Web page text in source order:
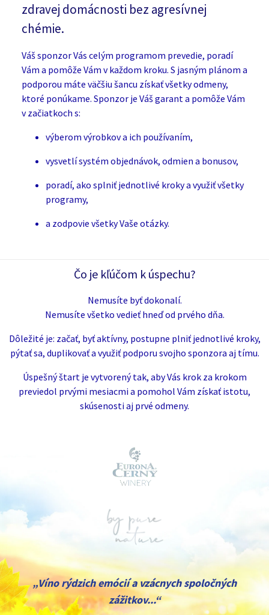
zdravej domácnosti bez agresívnej
chémie.
Váš sponzor Vás celým programom prevedie, poradí
Vám a pomôže Vám v každom kroku. S jasným plánom a
podporou máte väčšiu šancu získať všetky odmeny,
ktoré ponúkame. Sponzor je Váš garant a pomôže Vám
v začiatkoch s:
výberom výrobkov a ich používaním,
vysvetlí systém objednávok, odmien a bonusov,
poradí, ako splniť jednotlivé kroky a využiť všetky
programy,
a zodpovie všetky Vaše otázky.
Čo je kľúčom k úspechu?
Nemusíte byť dokonalí.
Nemusíte všetko vedieť hneď od prvého dňa.
Dôležité je: začať, byť aktívny, postupne plniť jednotlivé kroky,
pýtať sa, duplikovať a využiť podporu svojho sponzora aj tímu.
Úspešný štart je vytvorený tak, aby Vás krok za krokom
previedol prvými mesiacmi a pomohol Vám získať istotu,
skúsenosti aj prvé odmeny.
„Víno rýdzich emócií a vzácnych spoločných
zážitkov...“